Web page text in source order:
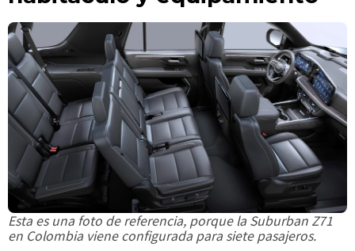
Esta es una foto de referencia, porque la Suburban Z71
en Colombia viene configurada para siete pasajeros.